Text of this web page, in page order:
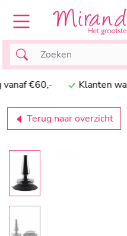
€60,- Klanten
Terug naar overzicht